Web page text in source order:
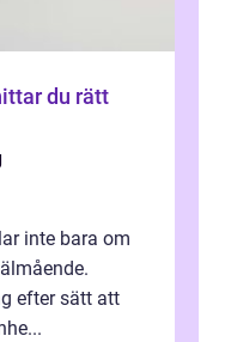
inte bara om
efter sätt att